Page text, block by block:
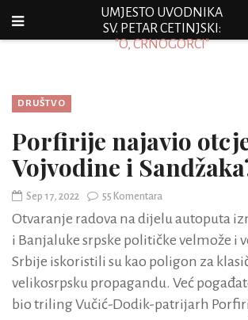
UMJESTO UVODNIKA
SV. PETAR CETINJSKI:
"O, CRNOGORCI"
DRUŠTVO
Porfirije najavio
Vojvodine i
Sep 17, 2022 55 Komentara
Otvaranje radova na dijelu autoputa
i Banjaluke srpske političke velmože i
Srbije iskoristili su kao poligon za
velikosrpsku propagandu. Već
bio triling Vučić-Dodik-patrijarh